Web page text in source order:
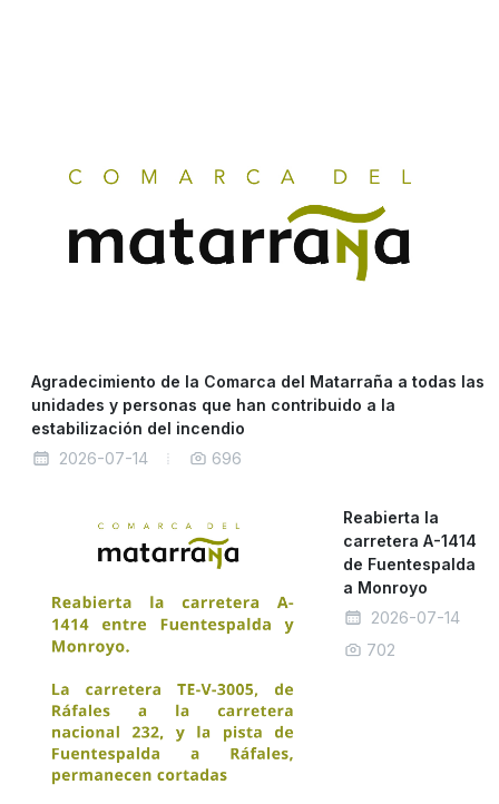
Agradecimiento de la Comarca del Matarraña a todas las
unidades y personas que han contribuido a la
estabilización del incendio
2026-07-14
696
Reabierta la
carretera A-1414
de Fuentespalda
a Monroyo
2026-07-14
702